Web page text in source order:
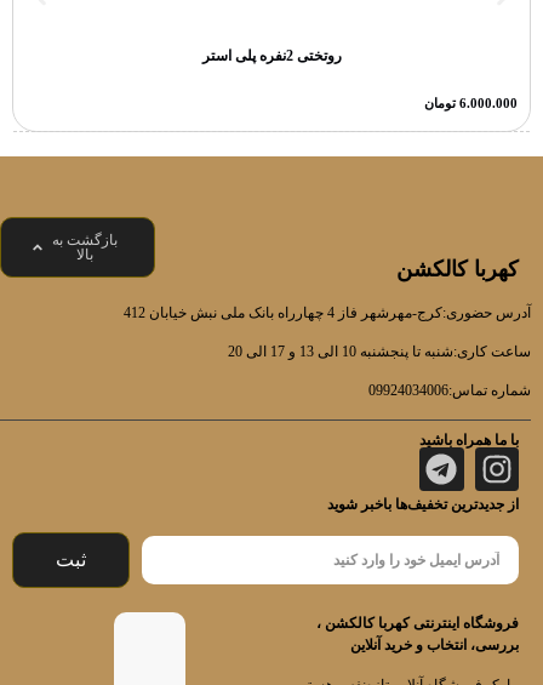
روتختی 2نفره پلی استر
6.000.000 تومان
بازگشت به
بالا
کهربا کالکشن
آدرس حضوری:کرج-مهرشهر فاز 4 چهارراه بانک ملی نبش خیابان 412
ساعت کاری:شنبه تا پنجشنبه 10 الی 13 و 17 الی 20
شماره تماس:09924034006
با ما همراه باشید
از جدیدترین تخفیف‌ها باخبر شوید
ثبت
فروشگاه اینترنتی کهربا کالکشن ،
بررسی، انتخاب و خرید آنلاین